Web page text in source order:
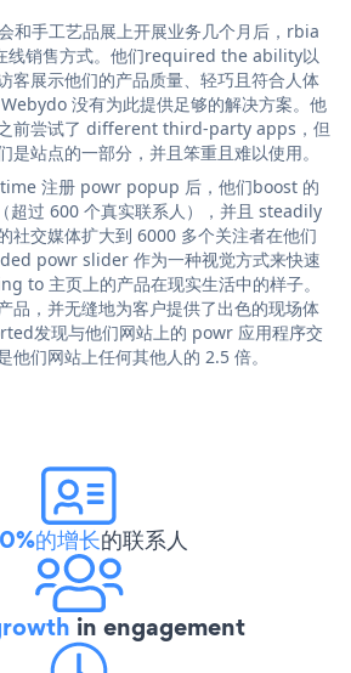
和手工艺品展上开展业务几个月后，rbia
线销售方式。他们required the ability以
客展示他们的产品质量、轻巧且符合人体
没有为此提供足够的解决方案。他
前尝试了 different third-party apps，但
是站点的一部分，并且笨重且难以使用。
注册 powr popup 后，他们boost 的
超过 600 个真实联系人），并且 steadily
社交媒体扩大到 6000 多个关注者在他们
powr slider 作为一种视觉方式来快速
to 主页上的产品在现实生活中的样子。
品，并无缝地为客户提供了出色的现场体
发现与他们网站上的 powr 应用程序交
他们网站上任何其他人的 2.5 倍。
的增长的联系人
in engagement